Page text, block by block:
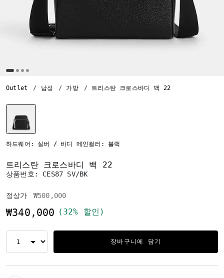
Outlet 남성 가방 트리스탄 크로스바디 백 22
하드웨어: 실버 / 바디 메인컬러: 블랙
트리스탄 크로스바디 백 22
상품번호: CES87 SV/BK
정상가 가격 인하 전
₩500,000인하됨
₩340,000 (32% 할인)
장바구니에 담기